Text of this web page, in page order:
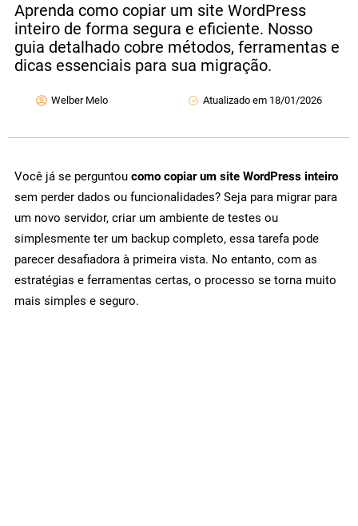
Aprenda como copiar um site WordPress
inteiro de forma segura e eficiente. Nosso
guia detalhado cobre métodos, ferramentas e
dicas essenciais para sua migração.
Welber Melo Atualizado em 18/01/2026
Você já se perguntou como copiar um site WordPress inteiro
sem perder dados ou funcionalidades? Seja para migrar para
um novo servidor, criar um ambiente de testes ou
simplesmente ter um backup completo, essa tarefa pode
parecer desafiadora à primeira vista. No entanto, com as
estratégias e ferramentas certas, o processo se torna muito
mais simples e seguro.